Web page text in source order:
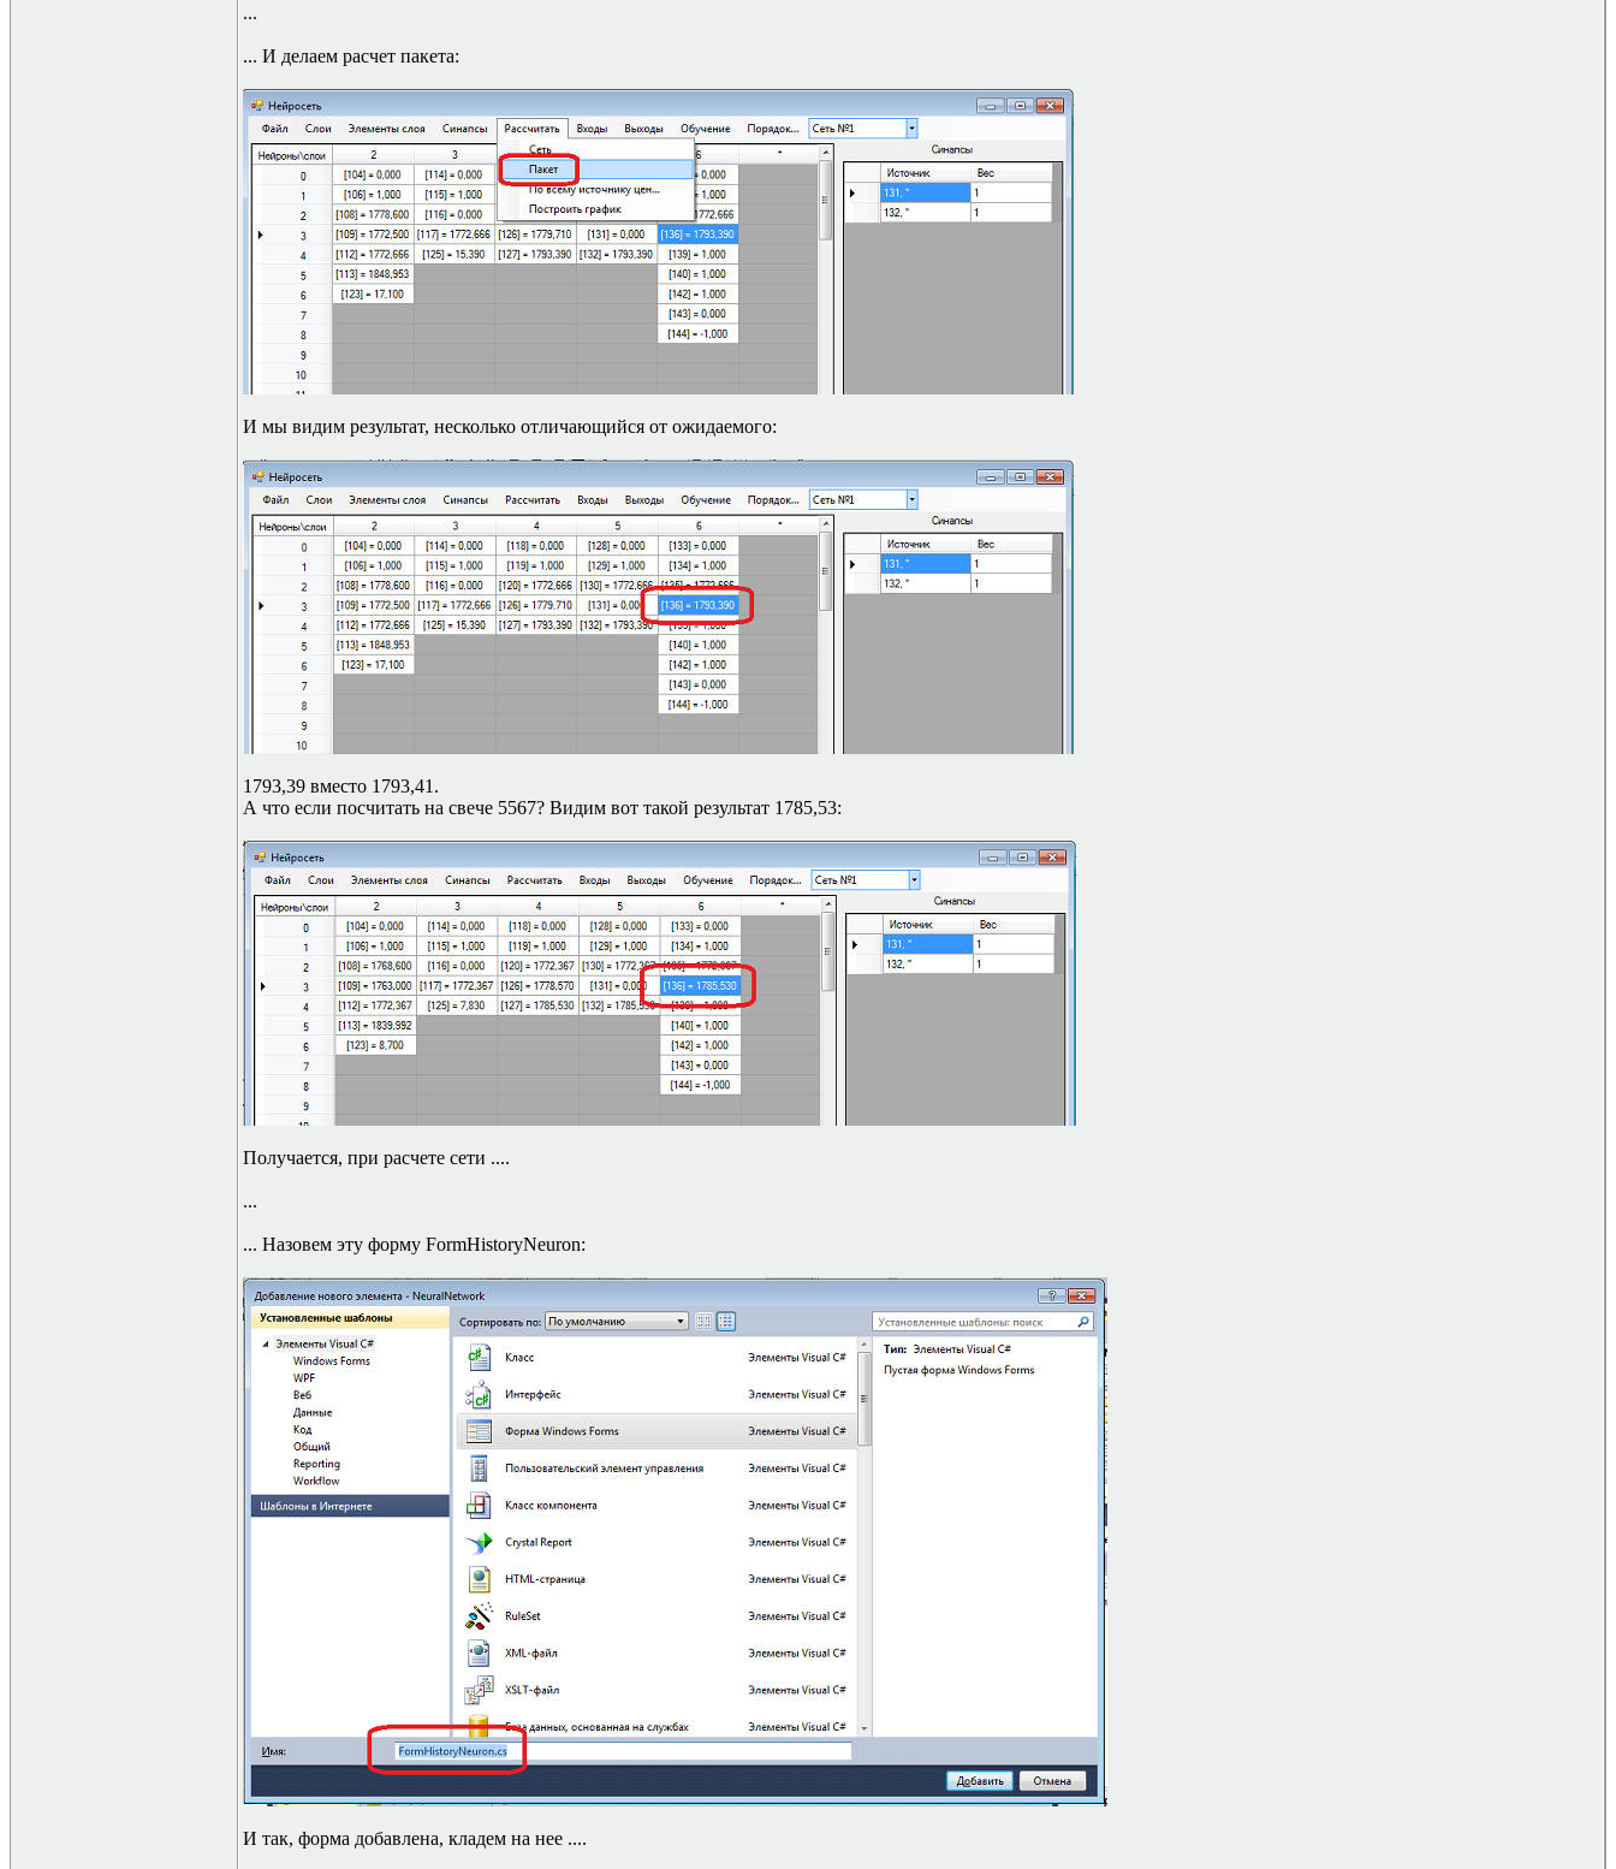
...
... И делаем расчет пакета:
И мы видим результат, несколько отличающийся от ожидаемого:
1793,39 вместо 1793,41.
А что если посчитать на свече 5567? Видим вот такой результат 1785,53:
Получается, при расчете сети ....
...
... Назовем эту форму FormHistoryNeuron:
И так, форма добавлена, кладем на нее ....